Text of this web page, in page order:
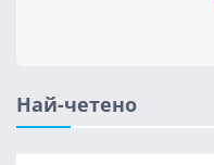
Най-четено